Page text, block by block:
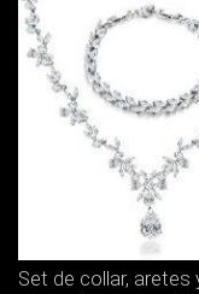
Set de collar, aretes